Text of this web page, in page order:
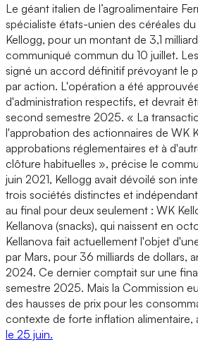
Le géant italien de l’agroalimentaire
spécialiste états-unien des céréales
Kellogg, pour un montant de 3,1
communiqué commun du 10 juillet.
signé un accord définitif prévoyant le
par action. L'opération a été
d'administration respectifs, et devrait
second semestre 2025. « La
l'approbation des actionnaires de WK
approbations réglementaires et à
clôture habituelles », précise le
juin 2021, Kellogg avait dévoilé son
trois sociétés distinctes et
au final pour deux seulement : WK
Kellanova (snacks), qui naissent en
Kellanova fait actuellement l'objet
par Mars, pour 36 milliards de dollars,
2024. Ce dernier comptait sur une
semestre 2025. Mais la Commission
des hausses de prix pour les
contexte de forte inflation alimentaire,
le 25 juin.